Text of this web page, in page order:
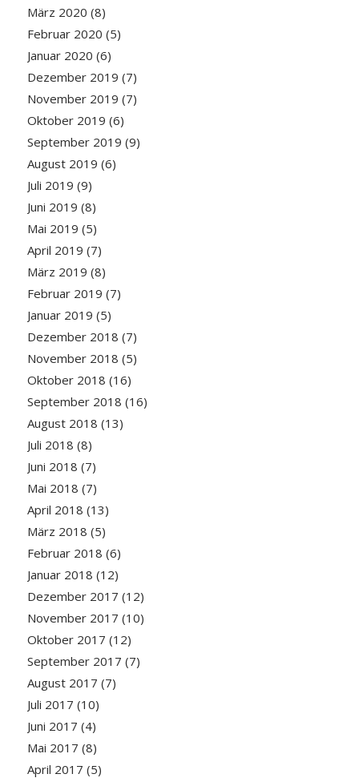
März 2020 (8)
Februar 2020 (5)
Januar 2020 (6)
Dezember 2019 (7)
November 2019 (7)
Oktober 2019 (6)
September 2019 (9)
August 2019 (6)
Juli 2019 (9)
Juni 2019 (8)
Mai 2019 (5)
April 2019 (7)
März 2019 (8)
Februar 2019 (7)
Januar 2019 (5)
Dezember 2018 (7)
November 2018 (5)
Oktober 2018 (16)
September 2018 (16)
August 2018 (13)
Juli 2018 (8)
Juni 2018 (7)
Mai 2018 (7)
April 2018 (13)
März 2018 (5)
Februar 2018 (6)
Januar 2018 (12)
Dezember 2017 (12)
November 2017 (10)
Oktober 2017 (12)
September 2017 (7)
August 2017 (7)
Juli 2017 (10)
Juni 2017 (4)
Mai 2017 (8)
April 2017 (5)